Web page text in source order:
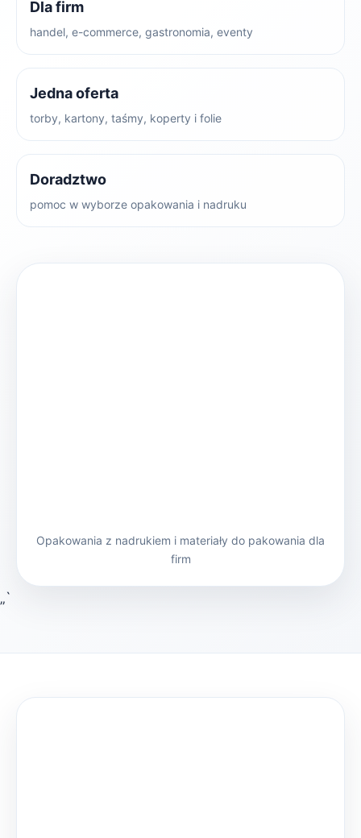
Dla firm
handel, e-commerce, gastronomia, eventy
Jedna oferta
torby, kartony, taśmy, koperty i folie
Doradztwo
pomoc w wyborze opakowania i nadruku
Opakowania z nadrukiem i materiały do pakowania dla
firm
„`